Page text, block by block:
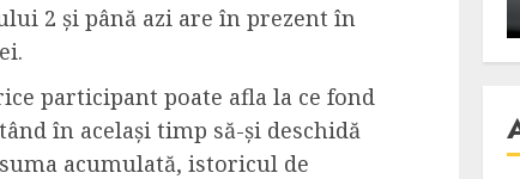
2 și până azi are în prezent în
participant poate afla la ce fond
în același timp să-și deschidă
acumulată, istoricul de
ALEXANDRU S. NOVEMBER 29, 2023